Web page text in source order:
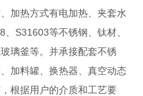
加热方式有电加热、夹套水
S31603等不锈钢、钛材、
璃釜等。并承接配套不锈
加料罐、换热器、真空动态
根据用户的介质和工艺要